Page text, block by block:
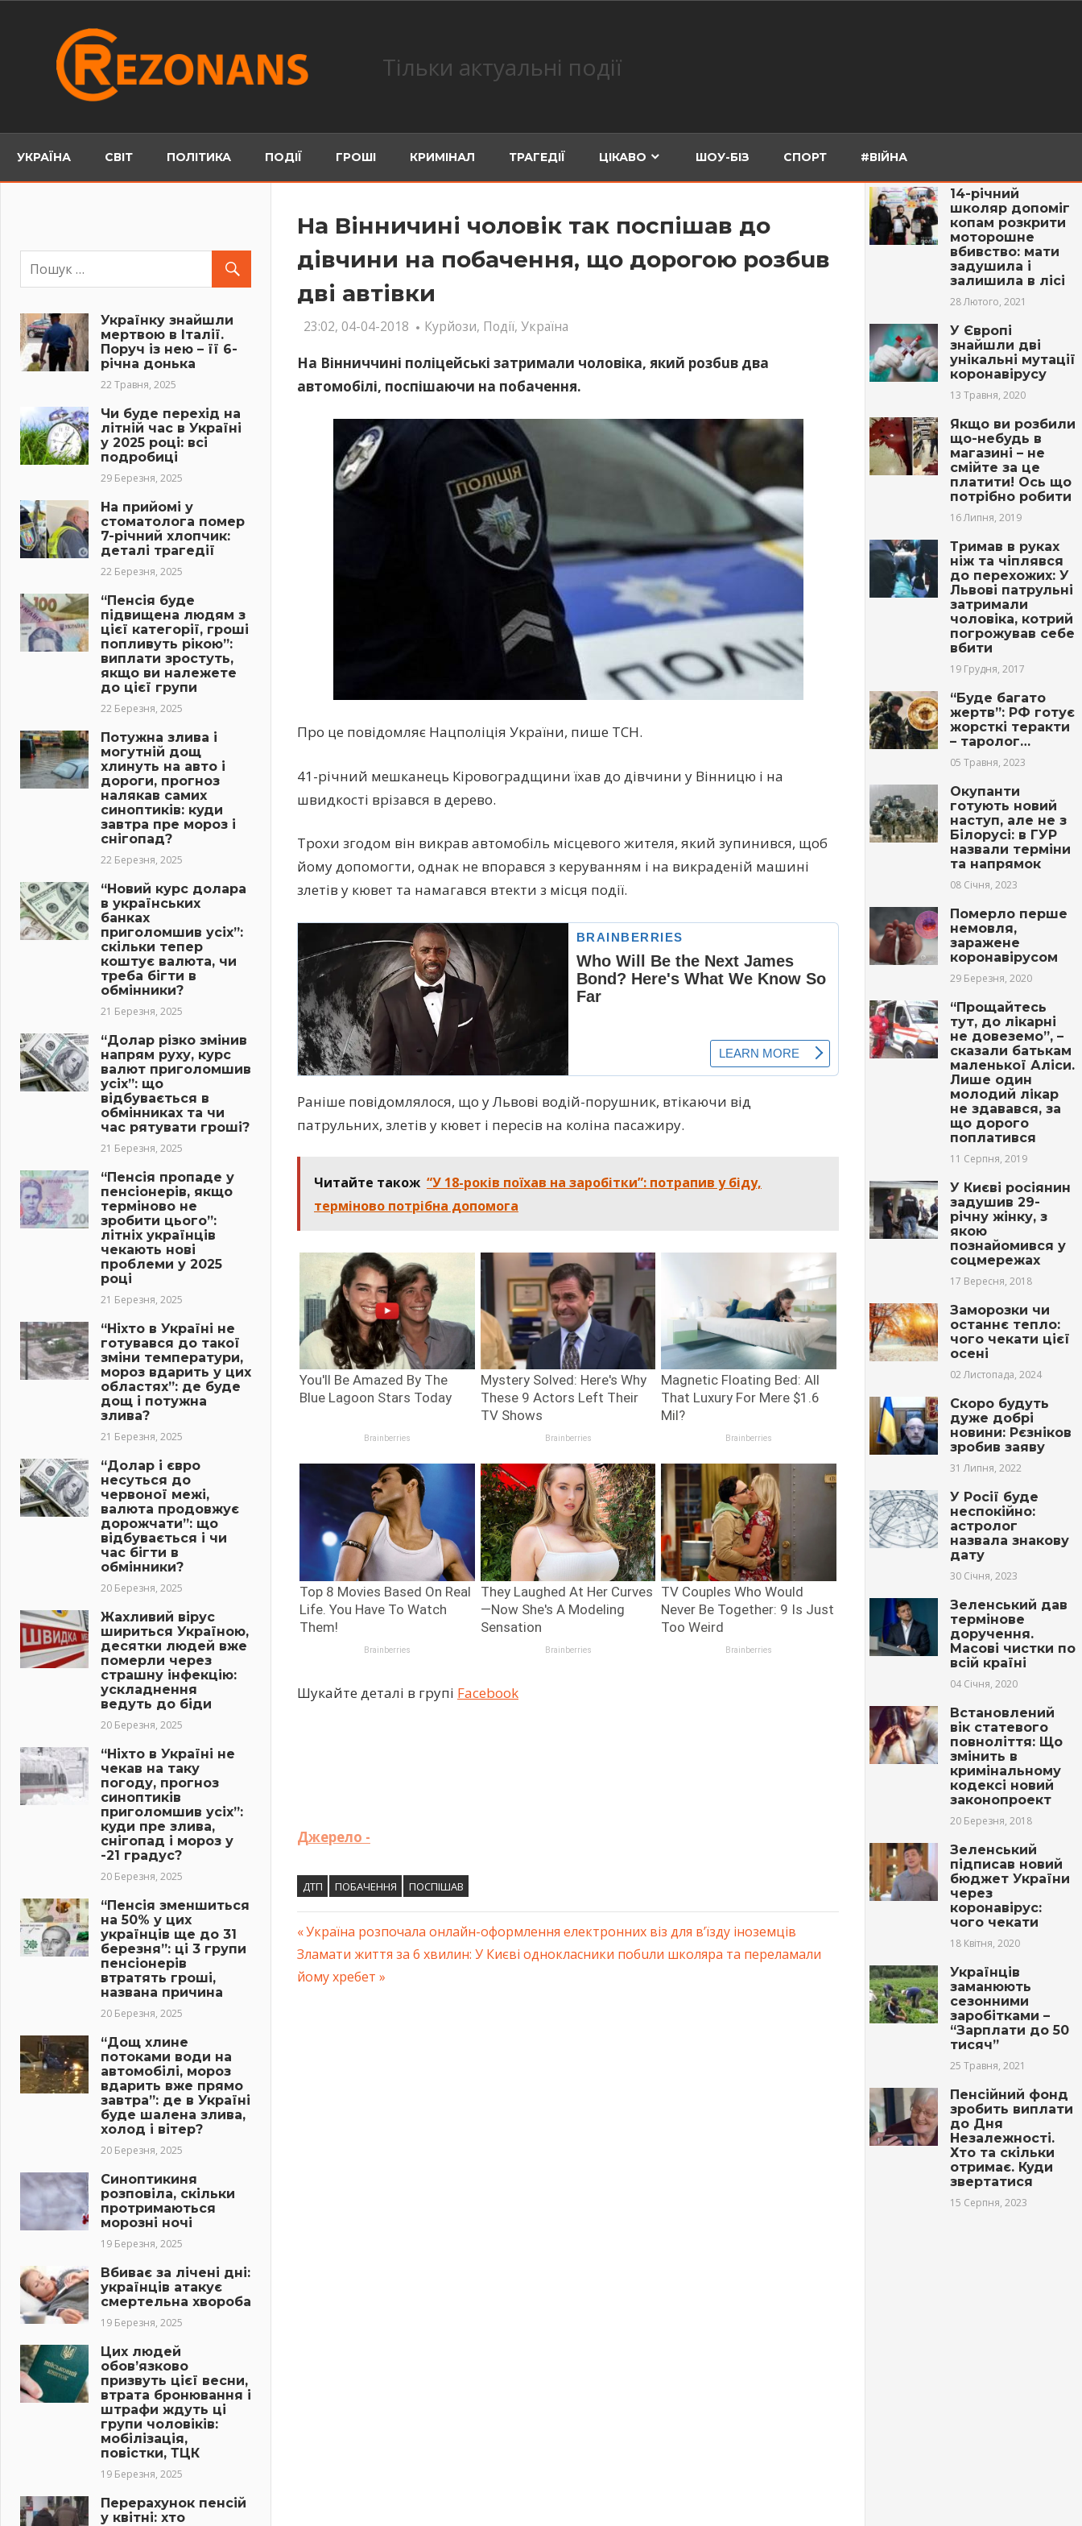
Тільки актуальні події
УКРАЇНА СВІТ ПОЛІТИКА ПОДІЇ ГРОШІ КРИМІНАЛ ТРАГЕДІЇ ЦІКАВО ШОУ-БІЗ СПОРТ #ВІЙНА
На Вінничині чоловік так поспішав до
дівчини на побачення, що дорогою розбuв
дві автівки
23:02, 04-04-2018 Курйози, Події,Україна
На Вінниччині поліцейські затримали чоловіка, який розбuв два
автомобілі, поспішаючи на побачення.
Про це повідомляє Нацполіція України, пише ТСН.
41-річний мешканець Кіровоградщини їхав до дівчини у Вінницю і на
швидкості вpiзався в дерево.
Трохи згодом він викpaв автомобіль місцевого жителя, який зупинився, щоб
йому допомогти, однак не впорався з керуванням і на викpaденій машині
злетів у кювет та намагався втекти з місця події.
Раніше повідомлялося, що у Львові водій-порушник, втікаючи від
патрульних, злетів у кювет і пересів на коліна пасажиру.
Читайте також “У 18-років поїхав на заробітки”: потрапив у біду,
терміново потрібна допомога
Шукайте деталі в групі Facebook
Джерело -
ДТП ПОБАЧЕННЯ ПОСПІШАВ
Навігація
записів
Previous
Post:
Україна розпочала онлайн-оформлення електронних віз для в’їзду іноземців
Next
Post:
Злaмати життя за 6 хвилин: У Києві однокласники побuли школяра та пepeламали
йому хpебет
Українку знайшли
мертвою в Італії.
Поруч із нею – її 6-
річна донька
22 Травня, 2025
Чи буде перехід на
літній час в Україні
у 2025 році: всі
подробиці
29 Березня, 2025
На прийомі у
стоматолога помер
7-річний хлопчик:
деталі трагедії
22 Березня, 2025
“Пенсія буде
підвищена людям з
цієї категорії, гроші
попливуть рікою”:
виплати зростуть,
якщо ви належете
до цієї групи
22 Березня, 2025
Потужна злива і
могутній дощ
хлинуть на авто і
дороги, прогноз
налякав самих
синоптиків: куди
завтра пре мороз і
снігопад?
22 Березня, 2025
“Новий курс долара
в українських
банках
приголомшив усіх”:
скільки тепер
коштує валюта, чи
треба бігти в
обмінники?
21 Березня, 2025
“Долар різко змінив
напрям руху, курс
валют приголомшив
усіх”: що
відбувається в
обмінниках та чи
час рятувати гроші?
21 Березня, 2025
“Пенсія пропаде у
пенсіонерів, якщо
терміново не
зробити цього”:
літніх українців
чекають нові
проблеми у 2025
році
21 Березня, 2025
“Ніхто в Україні не
готувався до такої
зміни температури,
мороз вдарить у цих
областях”: де буде
дощ і потужна
злива?
21 Березня, 2025
“Долар і євро
несуться до
червоної межі,
валюта продовжує
дорожчати”: що
відбувається і чи
час бігти в
обмінники?
20 Березня, 2025
Жахливий вірус
шириться Україною,
десятки людей вже
померли через
страшну інфекцію:
ускладнення
ведуть до біди
20 Березня, 2025
“Ніхто в Україні не
чекав на таку
погоду, прогноз
синоптиків
приголомшив усіх”:
куди пре злива,
снігопад і мороз у
-21 градус?
20 Березня, 2025
“Пенсія зменшиться
на 50% у цих
українців ще до 31
березня”: ці 3 групи
пенсіонерів
втратять гроші,
названа причина
20 Березня, 2025
“Дощ хлине
потоками води на
автомобілі, мороз
вдарить вже прямо
завтра”: де в Україні
буде шалена злива,
холод і вітер?
20 Березня, 2025
Синоптикиня
розповіла, скільки
протримаються
морозні ночі
19 Березня, 2025
Вбиває за лічені дні:
українців атакує
смертельна хвороба
19 Березня, 2025
Цих людей
обов’язково
призвуть цієї весни,
втрата бронювання і
штрафи ждуть ці
групи чоловіків:
мобілізація,
повістки, ТЦК
19 Березня, 2025
Перерахунок пенсій
у квітні: хто
14-річний
школяр допоміг
копам розкрити
моторошне
вбивство: мати
задушила і
залишила в лісі
28 Лютого, 2021
У Європі
знайшли дві
унікальні мутації
коронавірусу
13 Травня, 2020
Якщо ви розбили
що-небудь в
магазині – не
смійте за це
платити! Ось що
потрібно робити
16 Липня, 2019
Тримав в руках
ніж та чіплявся
до перехожих: У
Львові патрульні
затримали
чоловіка, котрий
погрожував себе
вбити
19 Грудня, 2017
“Буде багато
жертв”: РФ готує
жорсткі теракти
– таролог…
05 Травня, 2023
Окупанти
готують новий
наступ, але не з
Білорусі: в ГУР
назвали терміни
та напрямок
08 Січня, 2023
Померло перше
немовля,
заражене
коронавірусом
29 Березня, 2020
“Прощайтесь
тут, до лiкарні
не довеземо”, –
сказали батькам
маленької Аліси.
Лише один
молодий лiкар
не здавався, за
що дорого
поплатився
11 Серпня, 2019
У Києві росіянин
задушив 29-
річну жінку, з
якою
познайомився у
соцмережах
17 Вересня, 2018
Заморозки чи
останнє тепло:
чого чекати цієї
осені
02 Листопада, 2024
Скоро будуть
дуже добрі
новини: Рєзніков
зробив заяву
31 Липня, 2022
У Росії буде
неспокійно:
астролог
назвала знакову
дату
30 Січня, 2023
Зеленський дав
термінове
доручення.
Масові чистки по
всій країні
04 Січня, 2020
Встановлений
вік статевого
повноліття: Що
змінить в
кримінальному
кодексі новий
законопроект
20 Березня, 2018
Зеленський
підписав новий
бюджет України
через
коронавірус:
чого чекати
18 Квітня, 2020
Українців
заманюють
сезонними
заробітками –
“Зарплати до 50
тисяч”
25 Травня, 2021
Пенсійний фонд
зробить виплати
до Дня
Незалежності.
Хто та скільки
отримає. Куди
звертатися
15 Серпня, 2023